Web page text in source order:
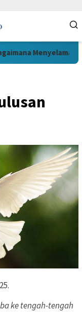
ke tengah-tengah